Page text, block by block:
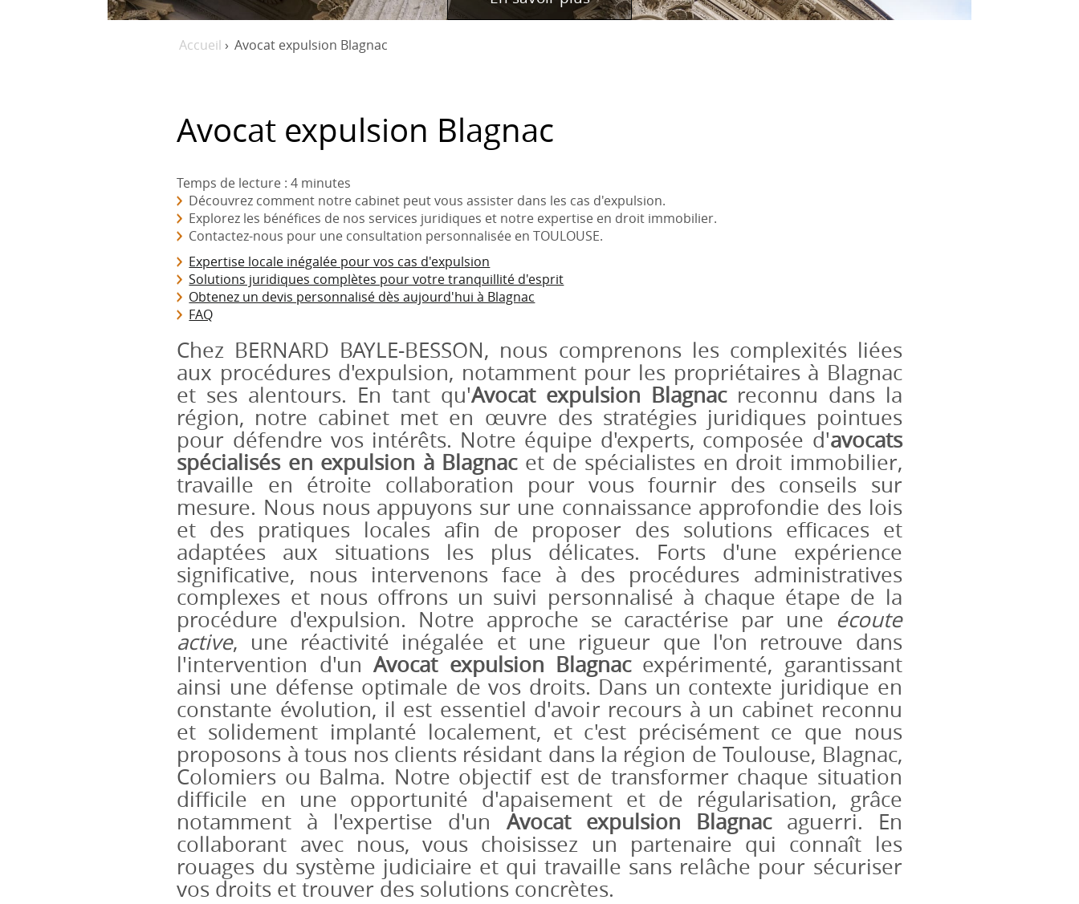
Accueil › Avocat expulsion Blagnac
Avocat expulsion Blagnac
Temps de lecture : 4 minutes
Découvrez comment notre cabinet peut vous assister dans les cas d'expulsion.
Explorez les bénéfices de nos services juridiques et notre expertise en droit immobilier.
Contactez-nous pour une consultation personnalisée en TOULOUSE.
Expertise locale inégalée pour vos cas d'expulsion
Solutions juridiques complètes pour votre tranquillité d'esprit
Obtenez un devis personnalisé dès aujourd'hui à Blagnac
FAQ
Chez BERNARD BAYLE-BESSON, nous comprenons les complexités liées
aux procédures d'expulsion, notamment pour les propriétaires à Blagnac
et ses alentours. En tant qu'Avocat expulsion Blagnacreconnu dans la
région, notre cabinet met en œuvre des stratégies juridiques pointues
pour défendre vos intérêts. Notre équipe d'experts, composée d'avocats
spécialisés en expulsion à Blagnacet de spécialistes en droit immobilier,
travaille en étroite collaboration pour vous fournir des conseils sur
mesure. Nous nous appuyons sur une connaissance approfondie des lois
et des pratiques locales afin de proposer des solutions efficaces et
adaptées aux situations les plus délicates. Forts d'une expérience
significative, nous intervenons face à des procédures administratives
complexes et nous offrons un suivi personnalisé à chaque étape de la
procédure d'expulsion. Notre approche se caractérise par une écoute
active, une réactivité inégalée et une rigueur que l'on retrouve dans
l'intervention d'unAvocat expulsion Blagnacexpérimenté, garantissant
ainsi une défense optimale de vos droits. Dans un contexte juridique en
constante évolution, il est essentiel d'avoir recours à un cabinet reconnu
et solidement implanté localement, et c'est précisément ce que nous
proposons à tous nos clients résidant dans la région de Toulouse, Blagnac,
Colomiers ou Balma. Notre objectif est de transformer chaque situation
difficile en une opportunité d'apaisement et de régularisation, grâce
notamment à l'expertise d'un Avocat expulsion Blagnacaguerri. En
collaborant avec nous, vous choisissez un partenaire qui connaît les
rouages du système judiciaire et qui travaille sans relâche pour sécuriser
vos droits et trouver des solutions concrètes.